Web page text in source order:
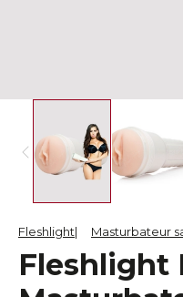
Fleshlight Masturbateur
Fleshlight